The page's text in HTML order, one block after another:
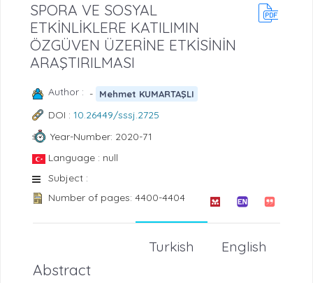
SPORA VE SOSYAL
ETKİNLİKLERE KATILIMIN
ÖZGÜVEN ÜZERİNE ETKİSİNİN
ARAŞTIRILMASI
Author : - Mehmet KUMARTAŞLI
DOI : 10.26449/sssj.2725
Year-Number: 2020-71
Language : null
Subject :
Number of pages: 4400-4404
English
Turkish
Abstract